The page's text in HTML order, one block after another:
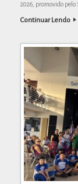
2026, promovido pelo
Continuar Lendo